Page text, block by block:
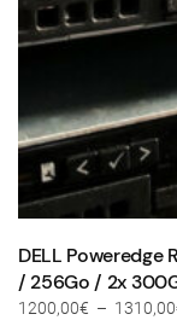
DELL Poweredge
/ 256Go / 2x
1200,00€ – 1310,00